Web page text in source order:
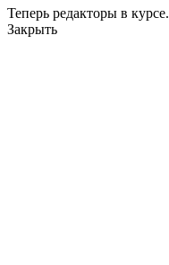
Теперь редакторы в курсе.
Закрыть